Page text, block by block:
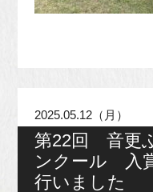
2025.05.12（月）
第22回 音更
ンクール 入
行いました